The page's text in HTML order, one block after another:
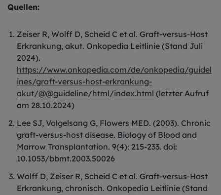
Quellen:
Zeiser R, Wolff D, Scheid C et al. Graft-versus-Host
Erkrankung, akut. Onkopedia Leitlinie (Stand Juli
2024).
https://www.onkopedia.com/de/onkopedia/guidel
ines/graft-versus-host-erkrankung-
akut/@@guideline/html/index.html (letzter Aufruf
am 28.10.2024)
Lee SJ, Volgelsang G, Flowers MED. (2003). Chronic
graft-versus-host disease. Biology of Blood and
Marrow Transplantation. 9(4): 215-233. doi:
10.1053/bbmt.2003.50026
Wolff D, Zeiser R, Scheid C et al. Graft-versus-Host
Erkrankung, chronisch. Onkopedia Leitlinie (Stand